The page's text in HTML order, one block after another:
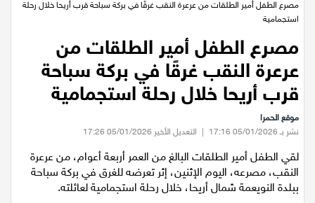
عيلبون
دير حنا
سخنين
عرابة
اخبار عالمية
رياضة
الرئيسية / اخبار محلية / اخبار النقب
/
مصرع الطفل أمير الطلقات من عرعرة النقب غرقًا في بركة سباحة قرب أريحا خلال رحلة
مصرع الطفل أمير الطلقات من
عرعرة النقب غرقًا في بركة سباحة
قرب أريحا خلال رحلة استجمامية
موقع الحمرا
لقي الطفل أمير الطلقات البالغ من العمر أربعة أعوام، من عرعرة
النقب، مصرعه، اليوم الإثنين، إثر تعرضه للغرق في بركة سباحة